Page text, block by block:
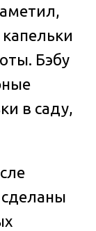
Бэбу
в саду,